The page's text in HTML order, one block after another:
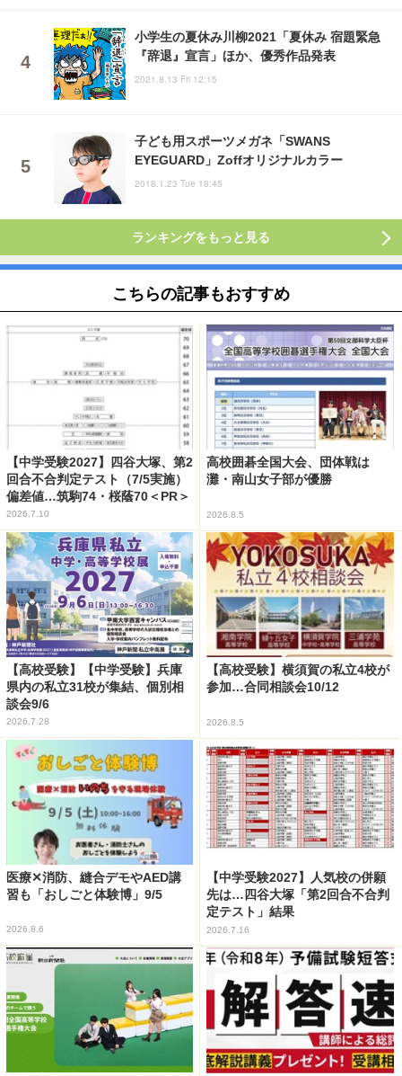
小学生の夏休み川柳2021「夏休み 宿題緊急
『辞退』宣言」ほか、優秀作品発表
2021.8.13 Fri 12:15
子ども用スポーツメガネ「SWANS
EYEGUARD」Zoffオリジナルカラー
2018.1.23 Tue 18:45
ランキングをもっと見る
こちらの記事もおすすめ
【中学受験2027】四谷大塚、第2
回合不合判定テスト（7/5実施）
偏差値…筑駒74・桜蔭70＜PR＞
2026.7.10
高校囲碁全国大会、団体戦は
灘・南山女子部が優勝
2026.8.5
【高校受験】【中学受験】兵庫
県内の私立31校が集結、個別相
談会9/6
2026.7.28
【高校受験】横須賀の私立4校が
参加…合同相談会10/12
2026.8.5
医療✕消防、縫合デモやAED講
習も「おしごと体験博」9/5
2026.8.6
【中学受験2027】人気校の併願
先は…四谷大塚「第2回合不合判
定テスト」結果
2026.7.16